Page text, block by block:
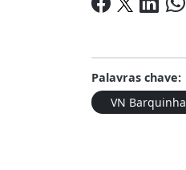
Palavras chave:
VN Barquinha